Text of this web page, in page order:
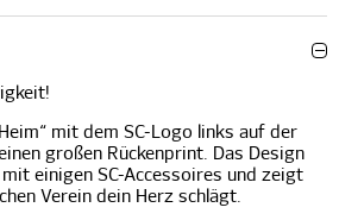
mit dem SC-Logo links auf der
großen Rückenprint. Das Design
einigen SC-Accessoires und zeigt
Verein dein Herz schlägt.